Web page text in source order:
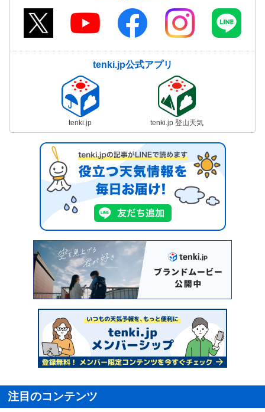
tenki.jp公式アプリ
tenki.jp tenki.jp 登山天気
注目のコンテンツ